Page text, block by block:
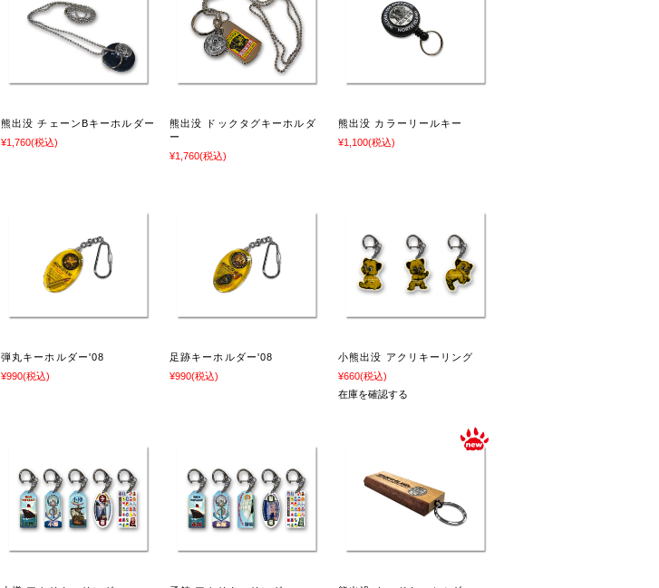
熊出没 チェーンBキーホルダー
¥1,760(税込)
熊出没 ドックタグキーホルダ
ー
¥1,760(税込)
熊出没 カラーリールキー
¥1,100(税込)
弾丸キーホルダー'08
¥990(税込)
足跡キーホルダー'08
¥990(税込)
小熊出没 アクリキーリング
¥660(税込)
在庫を確認する